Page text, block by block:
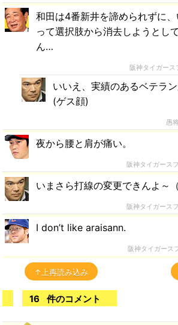
和田は4番新井を諦められずに
って選択肢から消去しようとし
ん…
阪神タイガース
いいえ、実績のあるベテラ
(ゲス顔)
愚
夜から腰と肩が痛い。
阪神タイガース
いまさら打線の変更できんよ～（
阪神タイガース
I don’t like araisann.
阪神タイガース
↑上再読み込み
16 件のコメント